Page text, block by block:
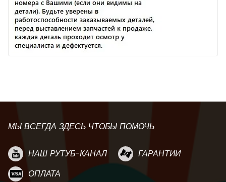
МЫ ВСЕГДА ЗДЕСЬ ЧТОБЫ ПОМОЧЬ
НАШ РУТУБ-КАНАЛ
ГАРАНТИИ
ОПЛАТА